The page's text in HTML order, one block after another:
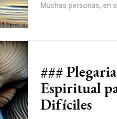
Muchas personas, en
###
Espiritual
Difíciles